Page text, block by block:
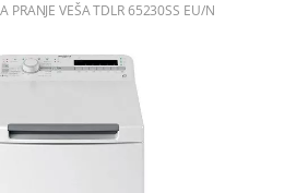
PRANJE VEŠA TDLR 65230SS EU/N